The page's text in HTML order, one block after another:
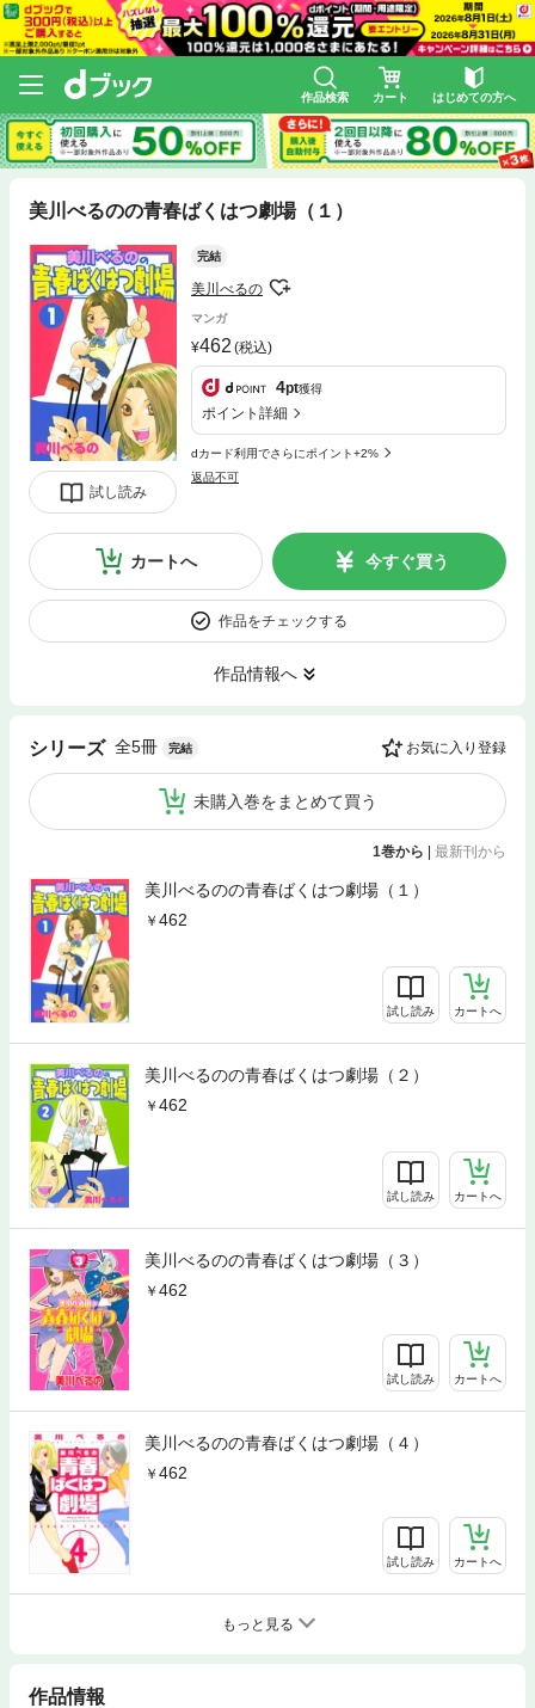
作品検索 カート はじめての方へ
美川べるのの青春ばくはつ劇場（１）
試し読み
完結
美川べるの
マンガ
462 (税込)
4pt獲得
ポイント詳細
dカード利用でさらにポイント+2%
返品不可
カートへ 今すぐ買う
作品をチェックする
作品情報へ
シリーズ 全5冊 完結 お気に入り登録
未購入巻をまとめて買う
1巻から | 最新刊から
美川べるのの青春ばくはつ劇場（１）
462
試し読み カートへ
美川べるのの青春ばくはつ劇場（２）
462
試し読み カートへ
美川べるのの青春ばくはつ劇場（３）
462
試し読み カートへ
美川べるのの青春ばくはつ劇場（４）
462
試し読み カートへ
もっと見る
作品情報